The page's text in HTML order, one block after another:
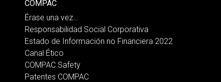
COMPAC
Érase una vez…
Responsabilidad Social Corporativa
Estado de Información no Financiera 2022
Canal Ético
COMPAC Safety
Patentes COMPAC